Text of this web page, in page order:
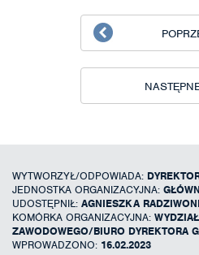
WYTWORZYŁ/ODPOWIADA:
JEDNOSTKA ORGANIZACYJNA:
UDOSTĘPNIŁ: AGNIESZKA
KOMÓRKA ORGANIZACYJNA:
ZAWODOWEGO/BIURO DYREKTORA
WPROWADZONO: 16.02.2023